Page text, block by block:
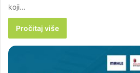
koji…
Pročitaj više